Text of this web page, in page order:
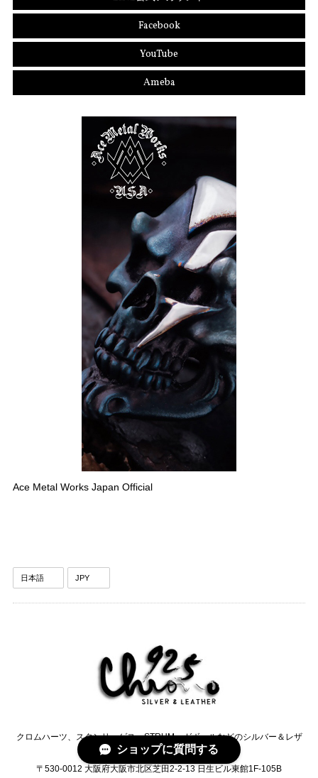
Facebook
YouTube
Ameba
Ace Metal Works Japan Official
クロムハーツ、スタンリーゲス、STRUM、ガボールなどのシルバー＆レザ
ーセレクトショップCHRONO
〒530-0012 大阪府大阪市北区芝田2-2-13 日生ビル東館1F-105B
ショップに質問する